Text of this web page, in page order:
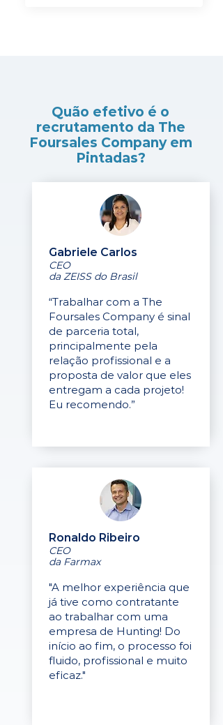
Quão efetivo é o
recrutamento da The
Foursales Company em
Pintadas?
Gabriele Carlos
CEO
da ZEISS do Brasil
“Trabalhar com a The
Foursales Company é sinal
de parceria total,
principalmente pela
relação profissional e a
proposta de valor que eles
entregam a cada projeto!
Eu recomendo.”
Ronaldo Ribeiro
CEO
da Farmax
"A melhor experiência que
já tive como contratante
ao trabalhar com uma
empresa de Hunting! Do
início ao fim, o processo foi
fluido, profissional e muito
eficaz."